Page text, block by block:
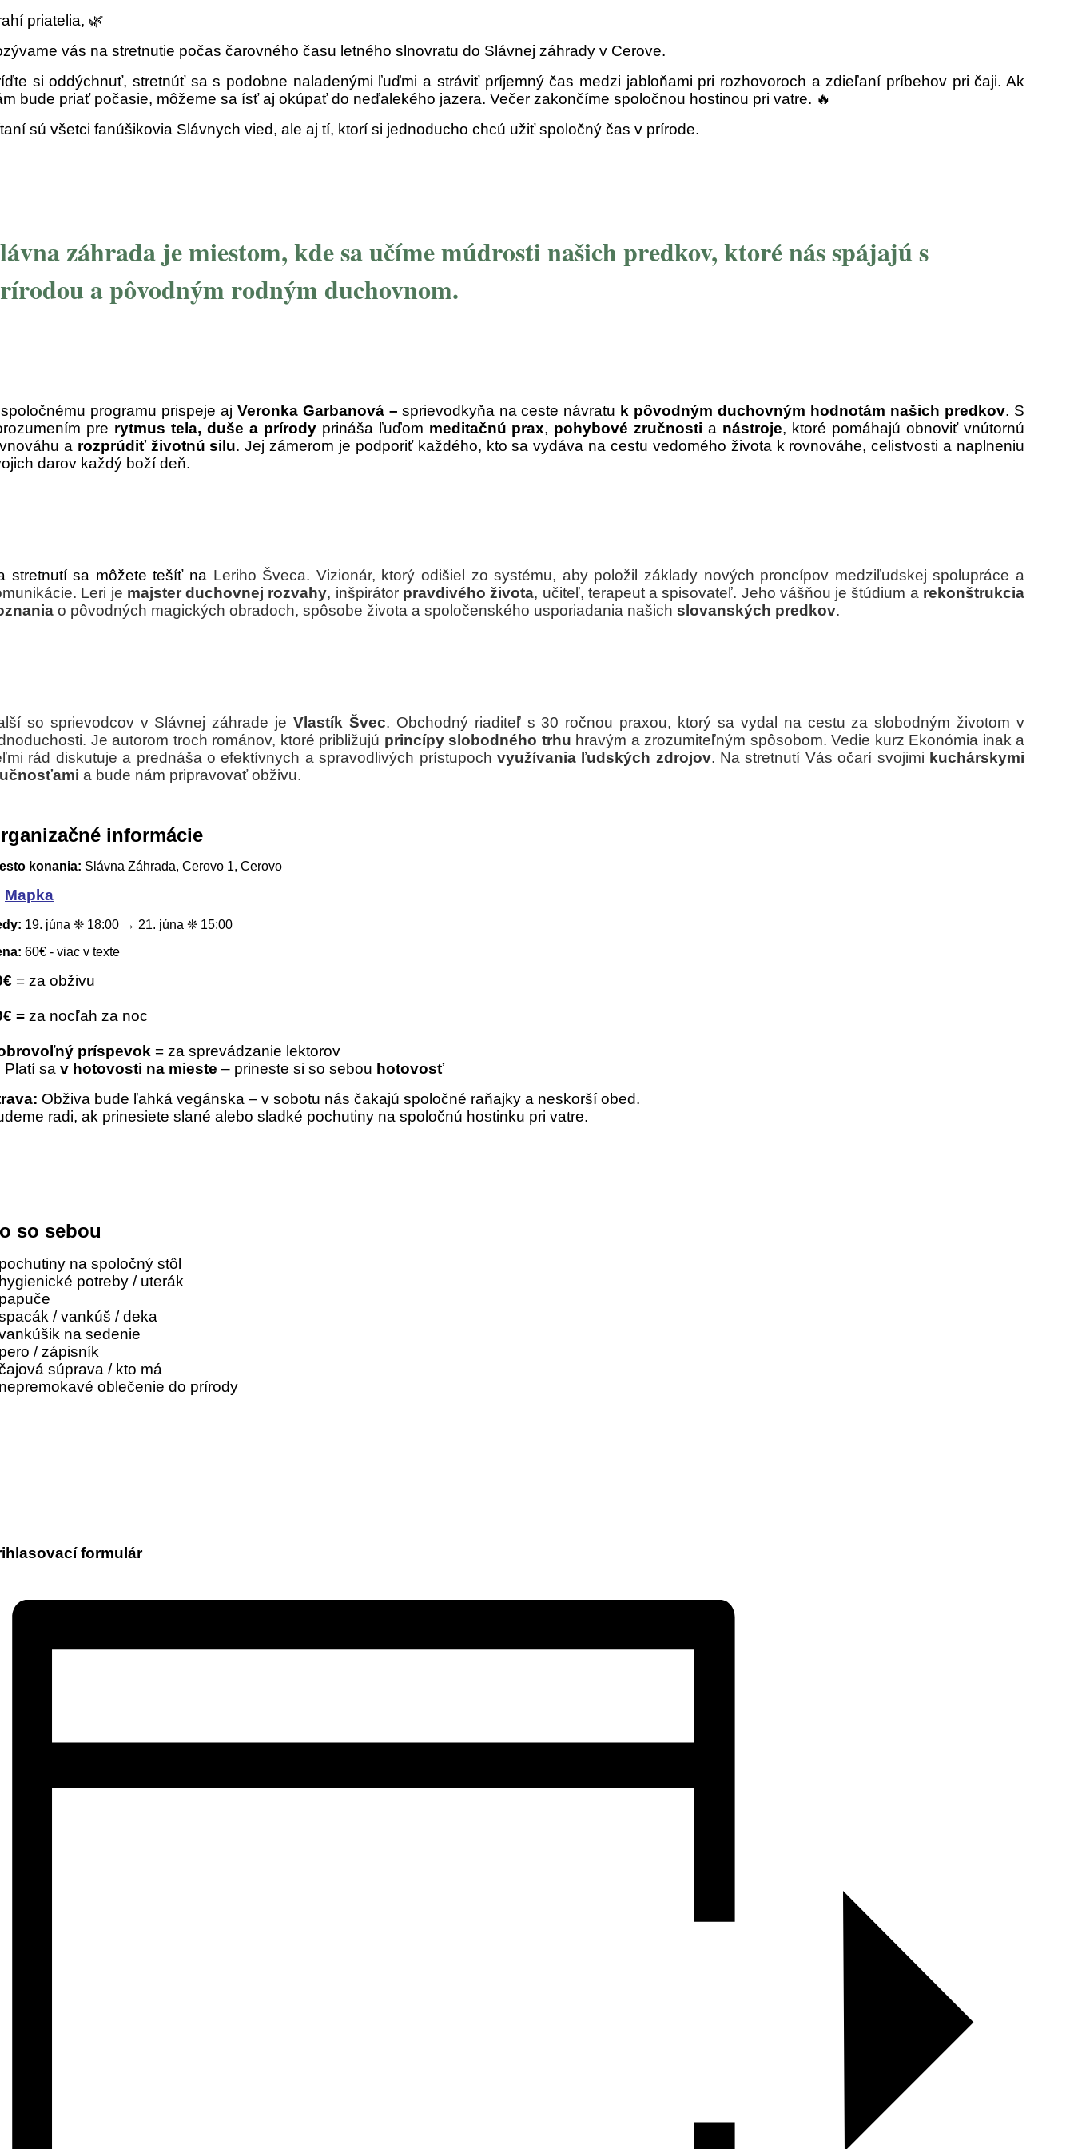
priatelia, 🌿
vás na stretnutie počas čarovného času letného slnovratu do Slávnej záhrady v Cerove.
si oddýchnuť, stretnúť sa s podobne naladenými ľuďmi a stráviť príjemný čas medzi jabloňami pri rozhovoroch a zdieľaní príbehov pri čaji. Ak
bude priať počasie, môžeme sa ísť aj okúpať do neďalekého jazera. Večer zakončíme spoločnou hostinou pri vatre. 🔥
sú všetci fanúšikovia Slávnych vied, ale aj tí, ktorí si jednoducho chcú užiť spoločný čas v prírode.
záhrada je miestom, kde sa učíme múdrosti našich predkov, ktoré nás spájajú s
a pôvodným rodným duchovnom.
programu prispeje aj Veronka Garbanová – sprievodkyňa na ceste návratu k pôvodným duchovným hodnotám našich predkov. S
pre rytmus tela, duše a prírodyprináša ľuďom meditačnú prax, pohybové zručnosti a nástroje, ktoré pomáhajú obnoviť vnútornú
a rozprúdiť životnú silu.Jej zámerom je podporiť každého, kto sa vydáva na cestu vedomého života k rovnováhe, celistvosti a naplneniu
darov každý boží deň.
stretnutí sa môžete tešíť na Leriho Šveca. Vizionár, ktorý odišiel zo systému, aby položil základy nových proncípov medziľudskej spolupráce a
Leri je majster duchovnej rozvahy, inšpirátor pravdivého života, učiteľ, terapeut a spisovateľ. Jeho vášňou je štúdium a rekonštrukcia
o pôvodných magických obradoch, spôsobe života a spoločenského usporiadania našich slovanských predkov.
so sprievodcov v Slávnej záhrade je Vlastík Švec. Obchodný riaditeľ s 30 ročnou praxou, ktorý sa vydal na cestu za slobodným životom v
Je autorom troch románov, ktoré približujú princípy slobodného trhu hravým a zrozumiteľným spôsobom. Vedie kurz Ekonómia inak a
rád diskutuje a prednáša o efektívnych a spravodlivých prístupoch využívania ľudských zdrojov. Na stretnutí Vás očarí svojimi kuchárskymi
a bude nám pripravovať obživu.
informácie
konania: Slávna Záhrada, Cerovo 1, Cerovo
Mapka
19. júna ❊ 18:00 → 21. júna ❊ 15:00
60€ - viac v texte
= za obživu
= za nocľah za noc
príspevok = za sprevádzanie lektorov
sa v hotovosti na mieste – prineste si so sebou hotovosť
Obživa bude ľahká vegánska – v sobotu nás čakajú spoločné raňajky a neskorší obed.
radi, ak prinesiete slané alebo sladké pochutiny na spoločnú hostinku pri vatre.
so sebou
na spoločný stôl
potreby / uterák
/ vankúš / deka
na sedenie
/ zápisník
súprava / kto má
oblečenie do prírody
formulár